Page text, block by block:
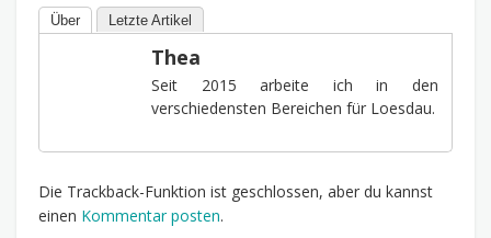
Über Letzte Artikel
Thea
Seit 2015 arbeite ich in den
verschiedensten Bereichen für Loesdau.
Die Trackback-Funktion ist geschlossen, aber du kannst
einen Kommentar posten.